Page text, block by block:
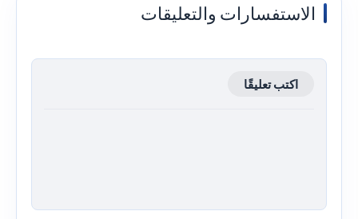
الاستفسارات والتعليقات
اكتب تعليقًا